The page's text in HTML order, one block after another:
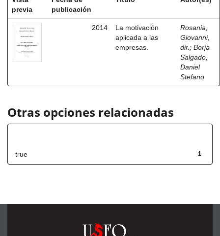
previa
publicación
2014
La motivación
aplicada a las
empresas.
Rosania,
Giovanni,
dir. ; Borja
Salgado,
Daniel
Stefano
Otras opciones relacionadas
1
true